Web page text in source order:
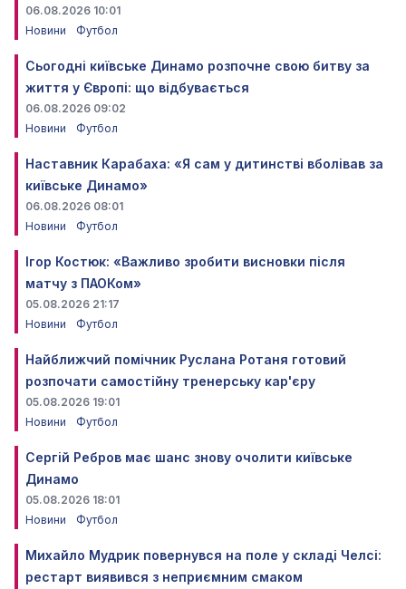
06.08.2026 10:01
Новини
Футбол
Сьогодні київське Динамо розпочне свою битву за
життя у Європі: що відбувається
06.08.2026 09:02
Новини
Футбол
Наставник Карабаха: «Я сам у дитинстві вболівав за
київське Динамо»
06.08.2026 08:01
Новини
Футбол
Ігор Костюк: «Важливо зробити висновки після
матчу з ПАОКом»
05.08.2026 21:17
Новини
Футбол
Найближчий помічник Руслана Ротаня готовий
розпочати самостійну тренерську кар'єру
05.08.2026 19:01
Новини
Футбол
Сергій Ребров має шанс знову очолити київське
Динамо
05.08.2026 18:01
Новини
Футбол
Михайло Мудрик повернувся на поле у складі Челсі:
рестарт виявився з неприємним смаком